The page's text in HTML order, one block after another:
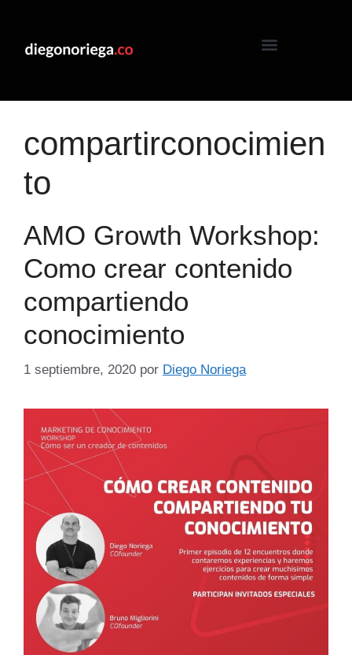
compartirconocimien
to
AMO Growth Workshop:
Como crear contenido
compartiendo
conocimiento
1 septiembre, 2020 por Diego Noriega